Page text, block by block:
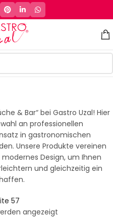
& Bar“ bei Gastro Uzal! Hier
an professionellen
in gastronomischen
Unsere Produkte vereinen
Design, um Ihnen
und gleichzeitig ein
57
angezeigt